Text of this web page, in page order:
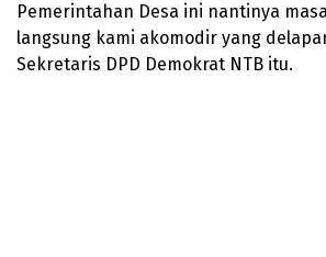
Pemerintahan Desa ini nantinya
langsung kami akomodir yang
Sekretaris DPD Demokrat NTB itu.